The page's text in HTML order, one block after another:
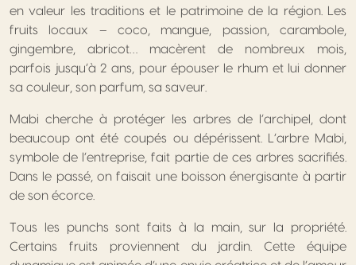
en valeur les traditions et le patrimoine de la région. Les
fruits locaux – coco, mangue, passion, carambole,
gingembre, abricot… macèrent de nombreux mois,
parfois jusqu’à 2 ans, pour épouser le rhum et lui donner
sa couleur, son parfum, sa saveur.
Mabi cherche à protéger les arbres de l’archipel, dont
beaucoup ont été coupés ou dépérissent. L’arbre Mabi,
symbole de l’entreprise, fait partie de ces arbres sacrifiés.
Dans le passé, on faisait une boisson énergisante à partir
de son écorce.
Tous les punchs sont faits à la main, sur la propriété.
Certains fruits proviennent du jardin. Cette équipe